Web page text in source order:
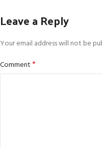
Leave a Reply
Your email address will not be
Comment*